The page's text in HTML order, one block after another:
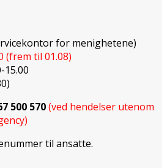
for menighetene)
(frem til 01.08)
15.00
500 570(ved hendelser utenom
til ansatte.